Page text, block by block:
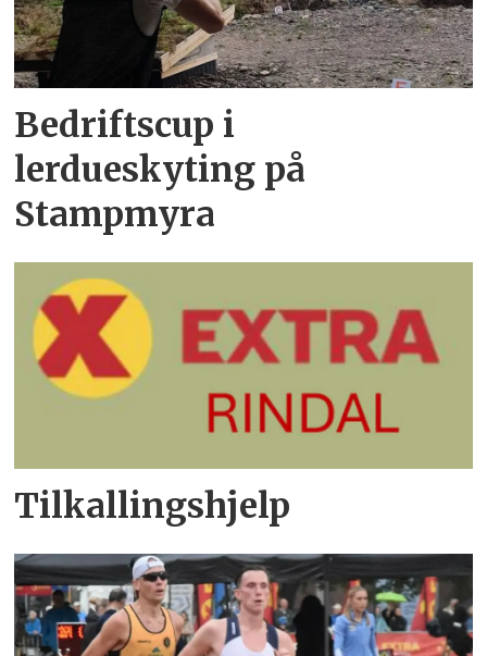
Bedriftscup i
lerdueskyting på
Stampmyra
Tilkallingshjelp